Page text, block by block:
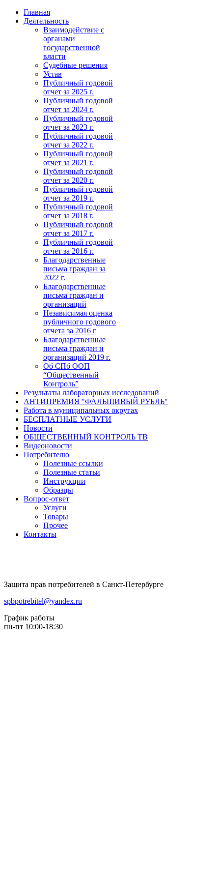
Главная
Деятельность
Взаимодействие с
органами
государственной
власти
Судебные решения
Устав
Публичный годовой
отчет за 2025 г.
Публичный годовой
отчет за 2024 г.
Публичный годовой
отчет за 2023 г.
Публичный годовой
отчет за 2022 г.
Публичный годовой
отчет за 2021 г.
Публичный годовой
отчет за 2020 г.
Публичный годовой
отчет за 2019 г.
Публичный годовой
отчет за 2018 г.
Публичный годовой
отчет за 2017 г.
Публичный годовой
отчет за 2016 г.
Благодарственные
письма граждан за
2022 г.
Благодарственные
письма граждан и
организаций
Независимая оценка
публичного годового
отчета за 2016 г
Благодарственные
письма граждан и
организаций 2019 г.
Об СПб ООП
“Общественный
Контроль”
Результаты лабораторных исследований
АНТИПРЕМИЯ "ФАЛЬШИВЫЙ РУБЛЬ"
Работа в муниципальных округах
БЕСПЛАТНЫЕ УСЛУГИ
Новости
ОБЩЕСТВЕННЫЙ КОНТРОЛЬ ТВ
Видеоновости
Потребителю
Полезные ссылки
Полезные статьи
Инструкции
Образцы
Вопрос-ответ
Услуги
Товары
Прочее
Контакты
Защита прав потребителей в Санкт-Петербурге
spbpotrebitel@yandex.ru
График работы
пн-пт 10:00-18:30